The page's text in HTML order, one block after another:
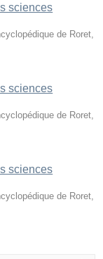
sciences
de Roret
sciences
de Roret
sciences
de Roret